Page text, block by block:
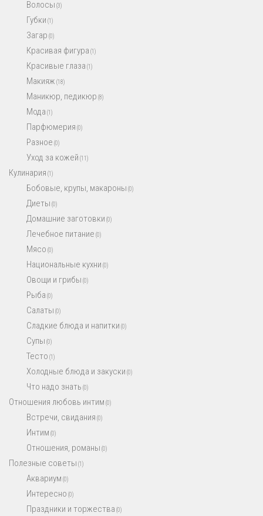
Волосы (3)
Губки (1)
Загар (0)
Красивая фигура (1)
Красивые глаза (1)
Макияж (18)
Маникюр, педикюр (8)
Мода (1)
Парфюмерия (0)
Разное (0)
Уход за кожей (11)
Кулинария (1)
Бобовые, крупы, макароны (0)
Диеты (0)
Домашние заготовки (0)
Лечебное питание (0)
Мясо (0)
Национальные кухни (0)
Овощи и грибы (0)
Рыба (0)
Салаты (0)
Сладкие блюда и напитки (0)
Супы (0)
Тесто (1)
Холодные блюда и закуски (0)
Что надо знать (0)
Отношения любовь интим (0)
Встречи, свидания (0)
Интим (0)
Отношения, романы (0)
Полезные советы (1)
Аквариум (0)
Интересно (0)
Праздники и торжества (0)